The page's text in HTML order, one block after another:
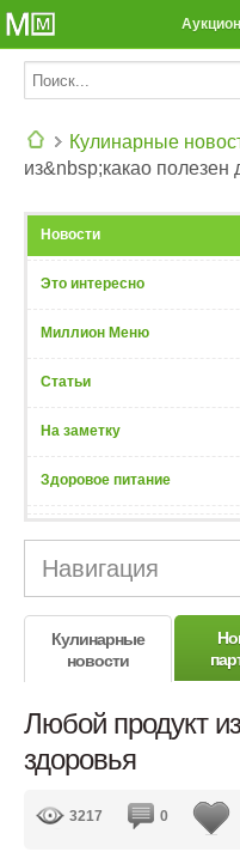
Аукцион
Кулинарные
из&nbsp;какао полезен
Новости
Это интересно
Миллион Меню
Статьи
На заметку
Здоровое питание
Навигация
Кулинарные
новости
Любой продукт
здоровья
3217 0